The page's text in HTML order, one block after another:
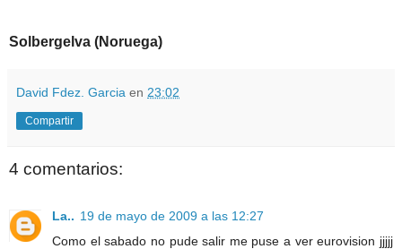
Solbergelva (Noruega)
David Fdez. Garcia en 23:02
Compartir
4 comentarios:
La.. 19 de mayo de 2009 a las 12:27
Como el sabado no pude salir me puse a ver eurovision jjjjj